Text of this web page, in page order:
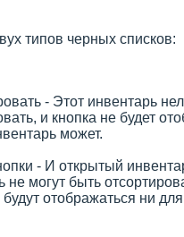
типов черных списков:
- Этот инвентарь
и кнопка не будет
может.
- И открытый
не могут быть
будут отображаться ни